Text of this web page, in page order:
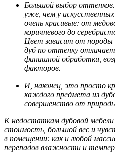
Большой выбор
уже, чем у
очень красивые: от
коричневого до
Цвет зависит от породы
дуб по оттенку
финишной обработки,
факторов.
И, наконец, это просто
каждого предмета из
совершенство от
К недостаткам дубовой
стоимость, большой вес и
в помещении: как и любой
перепадов влажности и